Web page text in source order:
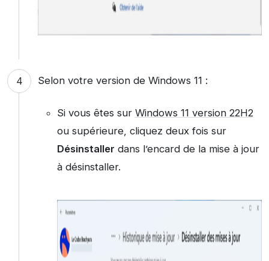
Selon votre version de Windows 11 :
Si vous êtes sur Windows 11 version 22H2
ou supérieure, cliquez deux fois sur
Désinstaller dans l’encard de la mise à jour
à désinstaller.